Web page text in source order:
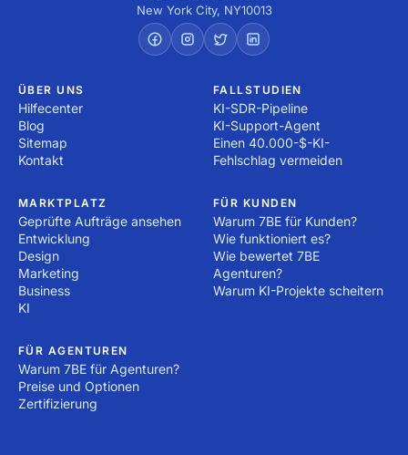
New York City, NY10013
ÜBER UNS
Hilfecenter
Blog
Sitemap
Kontakt
FALLSTUDIEN
KI-SDR-Pipeline
KI-Support-Agent
Einen 40.000-$-KI-
Fehlschlag vermeiden
MARKTPLATZ
Geprüfte Aufträge ansehen
Entwicklung
Design
Marketing
Business
KI
FÜR KUNDEN
Warum 7BE für Kunden?
Wie funktioniert es?
Wie bewertet 7BE
Agenturen?
Warum KI-Projekte scheitern
FÜR AGENTUREN
Warum 7BE für Agenturen?
Preise und Optionen
Zertifizierung